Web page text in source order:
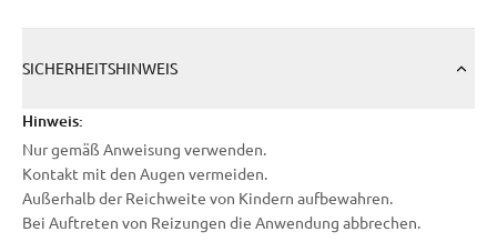
SICHERHEITSHINWEIS
Hinweis:
Nur gemäß Anweisung verwenden.
Kontakt mit den Augen vermeiden.
Außerhalb der Reichweite von Kindern aufbewahren.
Bei Auftreten von Reizungen die Anwendung abbrechen.